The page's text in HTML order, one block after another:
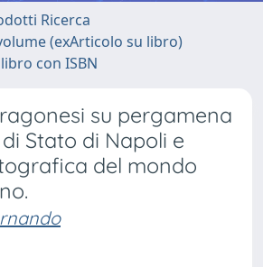
Ricerca
(exArticolo su libro)
con ISBN
su pergamena
Stato di Napoli e
del mondo